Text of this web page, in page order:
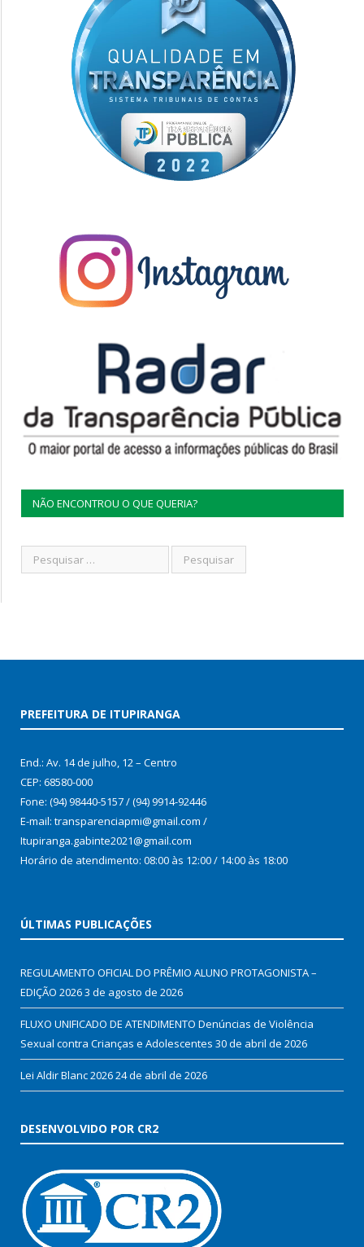
NÃO ENCONTROU O QUE QUERIA?
PREFEITURA DE ITUPIRANGA
End.: Av. 14 de julho, 12 – Centro
CEP: 68580-000
Fone: (94) 98440-5157 / (94) 9914-92446
E-mail: transparenciapmi@gmail.com /
Itupiranga.gabinte2021@gmail.com
Horário de atendimento: 08:00 às 12:00 / 14:00 às 18:00
ÚLTIMAS PUBLICAÇÕES
REGULAMENTO OFICIAL DO PRÊMIO ALUNO PROTAGONISTA –
EDIÇÃO 20263 de agosto de 2026
FLUXO UNIFICADO DE ATENDIMENTO Denúncias de Violência
Sexual contra Crianças e Adolescentes 30 de abril de 2026
Lei Aldir Blanc 202624 de abril de 2026
DESENVOLVIDO POR CR2